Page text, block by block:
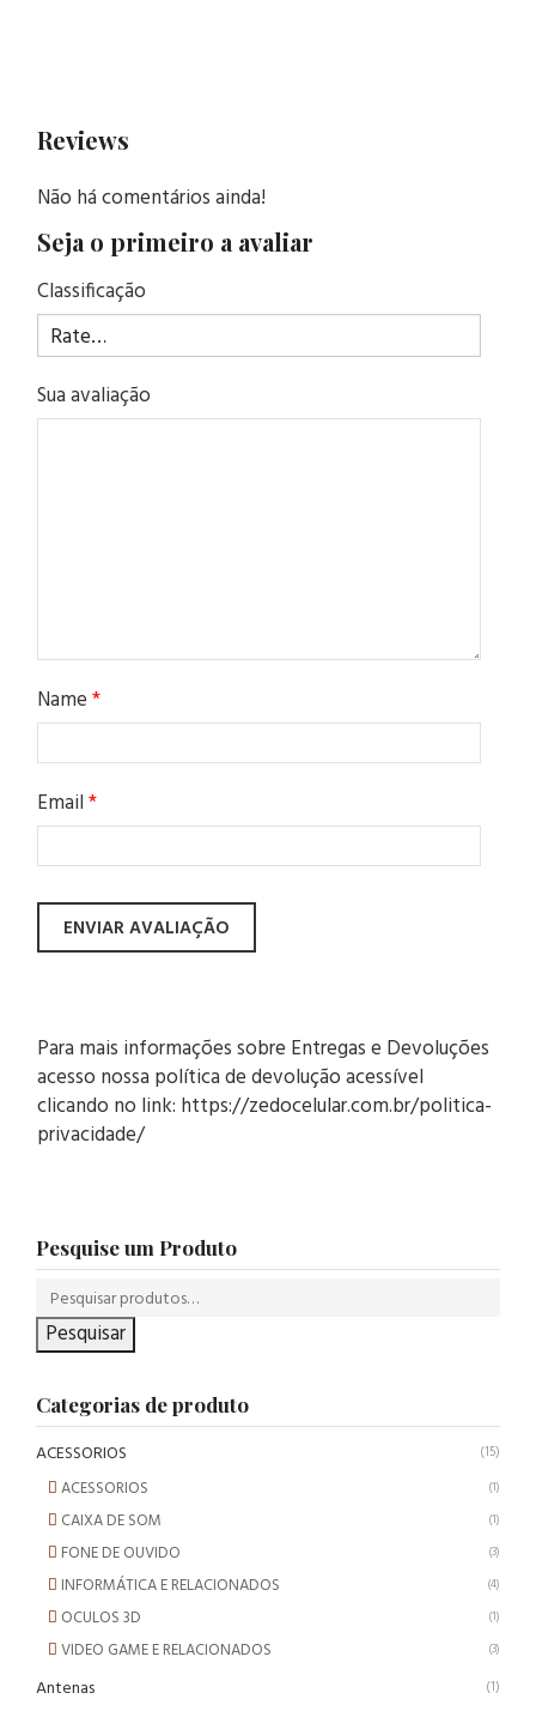
Reviews
Não há comentários ainda!
Seja o primeiro a avaliar
Classificação
Sua avaliação
Name*
Email*
Para mais informações sobre Entregas e Devoluções
acesso nossa política de devolução acessível
clicando no link: https://zedocelular.com.br/politica-
privacidade/
Pesquise um Produto
Pesquisar
Categorias de produto
ACESSORIOS (15)
ACESSORIOS (1)
CAIXA DE SOM (1)
FONE DE OUVIDO (3)
INFORMÁTICA E RELACIONADOS (4)
OCULOS 3D (1)
VIDEO GAME E RELACIONADOS (3)
Antenas (1)